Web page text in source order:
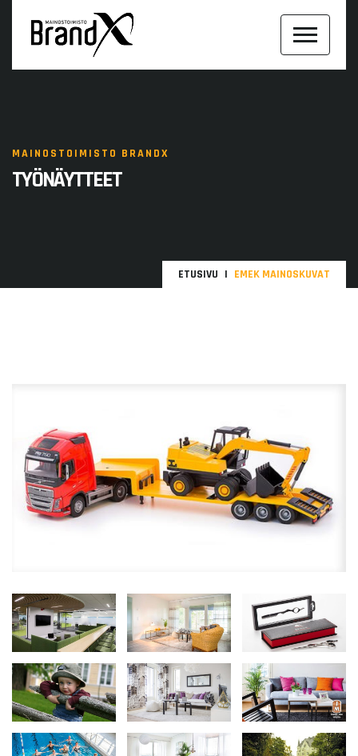
MAINOSTOIMISTO BRANDX
TYÖNÄYTTEET
ETUSIVU EMEK MAINOSKUVAT